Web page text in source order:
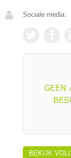
Sociale media:
BEKIJK